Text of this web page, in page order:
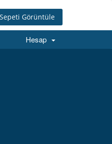
Sepeti Görüntüle
Hesap